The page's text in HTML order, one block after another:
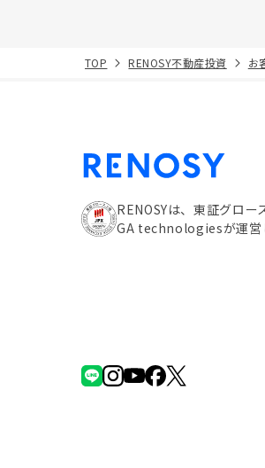
TOP RENOSY不動産投資 お
RENOSYは、東証グロー
GA technologiesが運営